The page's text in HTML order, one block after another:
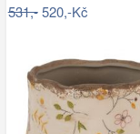
531,-520,-Kč